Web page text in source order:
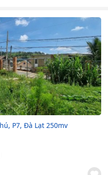
P7, Đà Lạt 250mv